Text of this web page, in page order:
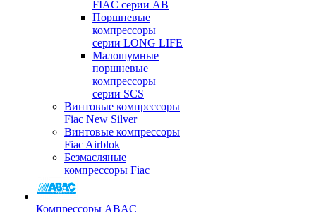
FIAC серии AB
Поршневые
компрессоры
серии LONG LIFE
Малошумные
поршневые
компрессоры
серии SCS
Винтовые компрессоры
Fiac New Silver
Винтовые компрессоры
Fiac Airblok
Безмасляные
компрессоры Fiac
Компрессоры ABAC